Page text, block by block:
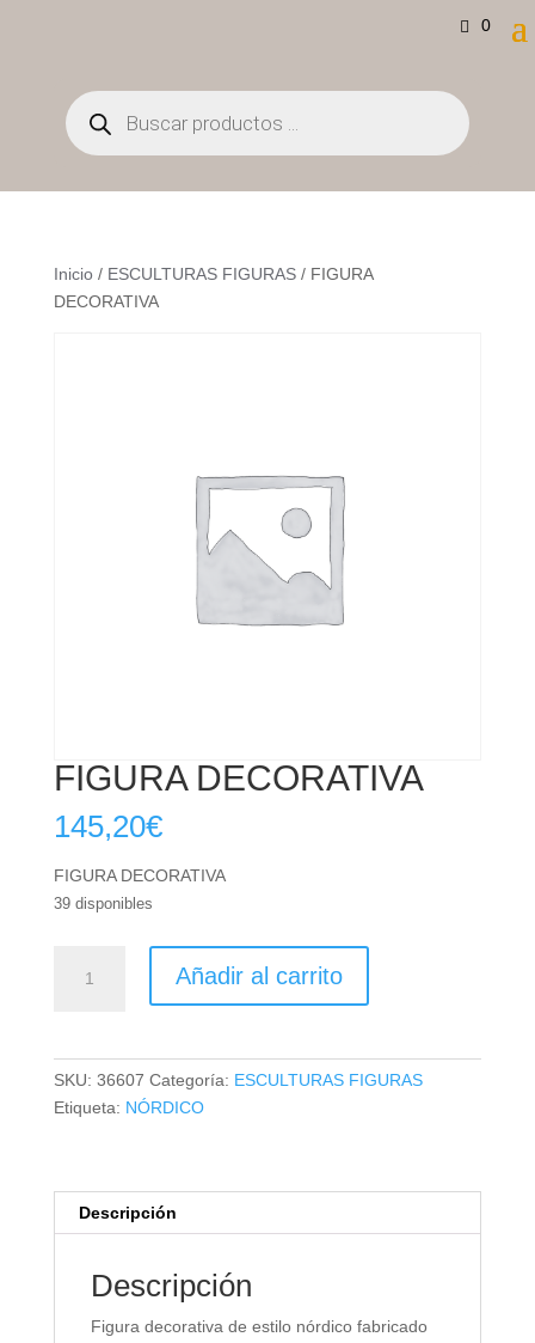
0
Búsqueda
de
productos
Inicio/ ESCULTURAS FIGURAS/ FIGURA
DECORATIVA
FIGURA DECORATIVA
145,20€
FIGURA DECORATIVA
39 disponibles
DECORATIVA
Añadir al carrito
SKU: 36607 Categoría: ESCULTURAS FIGURAS
Etiqueta: NÓRDICO
Descripción
Descripción
Figura decorativa de estilo nórdico fabricado